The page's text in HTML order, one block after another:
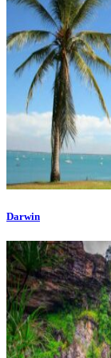
Darwin